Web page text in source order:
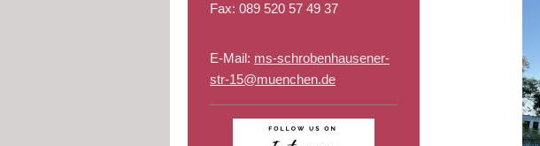
Fax: 089 520 57 49 37
E-Mail: ms-schrobenhausener-
str-15@muenchen.de